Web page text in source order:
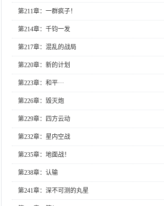
第211章：一群疯子！
第214章：千钧一发
第217章：混乱的战局
第220章：新的计划
第223章：和平···
第226章：毁灭炮
第229章：四方云动
第232章：星内空战
第235章：地面战！
第238章：认输
第241章：深不可测的丸星